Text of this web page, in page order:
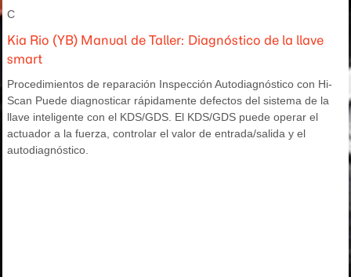
C
Kia Rio (YB) Manual de Taller: Diagnóstico de la llave
smart
Procedimientos de reparación Inspección Autodiagnóstico con Hi-
Scan Puede diagnosticar rápidamente defectos del sistema de la
llave inteligente con el KDS/GDS. El KDS/GDS puede operar el
actuador a la fuerza, controlar el valor de entrada/salida y el
autodiagnóstico.